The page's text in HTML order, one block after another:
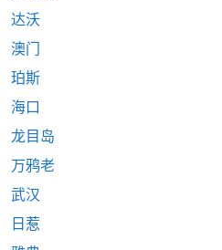
达沃
澳门
珀斯
海口
龙目岛
万鸦老
武汉
日惹